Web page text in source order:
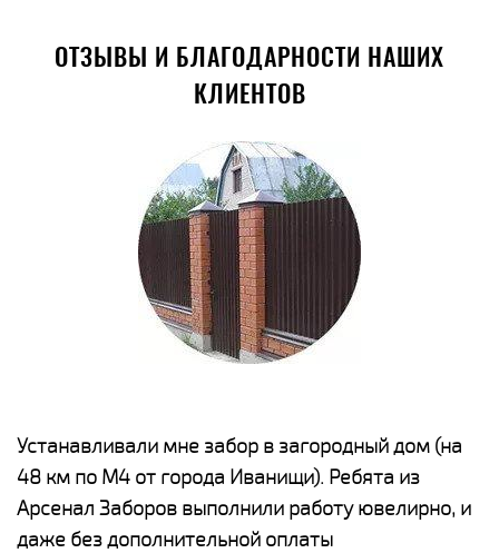
ОТЗЫВЫ И БЛАГОДАРНОСТИ НАШИХ
КЛИЕНТОВ
Устанавливали мне забор в загородный дом (на
48 км по М4 от города Иванищи). Ребята из
Арсенал Заборов выполнили работу ювелирно, и
даже без дополнительной оплаты